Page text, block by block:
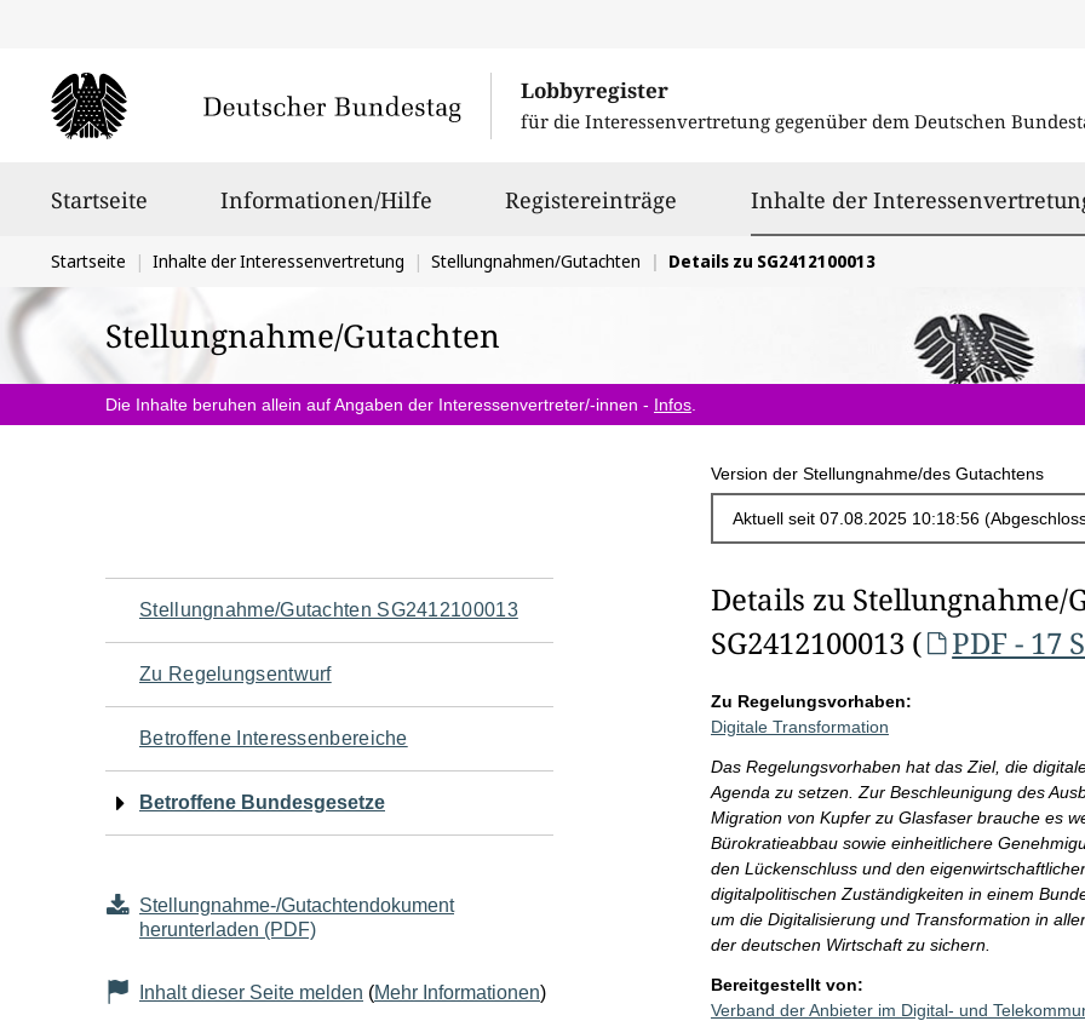
Lobbyregister
für die Interessenvertretung gegenüber dem Deutschen
Startseite Informationen/Hilfe Registereinträge Inhalte der
Sie
befinden
sich
hier:
Startseite Inhalte der Interessenvertretung Stellungnahmen/Gutachten Details zu SG2412100013
Stellungnahme/Gutachten
Die Inhalte beruhen allein auf Angaben der Interessenvertreter/-innen - Infos
Version der Stellungnahme/des Gutachtens
Navigation
für
den
Seiteninhalt
Stellungnahme/Gutachten SG2412100013
Zu Regelungsentwurf
Betroffene Interessenbereiche
Betroffene Bundesgesetze
Stellungnahme-/Gutachtendokument
herunterladen (PDF)
Inhalt dieser Seite melden (Mehr Informationen)
Details zu Stellungnahme/
SG2412100013 (
PDF - 17
Zu Regelungsvorhaben:
Digitale Transformation
Das Regelungsvorhaben hat das Ziel, die
Agenda zu setzen. Zur Beschleunigung des
Migration von Kupfer zu Glasfaser brauche es
Bürokratieabbau sowie einheitlichere
den Lückenschluss und den
digitalpolitischen Zuständigkeiten in einem
um die Digitalisierung und Transformation in
der deutschen Wirtschaft zu sichern.
Bereitgestellt von:
Verband der Anbieter im Digital- und